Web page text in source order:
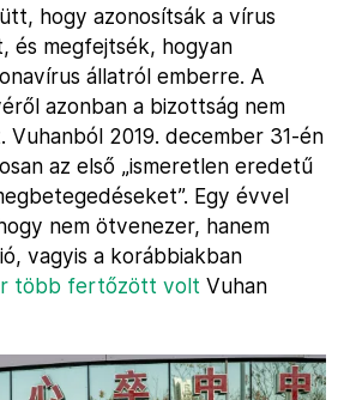
hogy azonosítsák a vírus
és megfejtsék, hogyan
állatról emberre. A
azonban a bizottság nem
2019. december 31-én
az első „ismeretlen eredetű
Egy évvel
nem ötvenezer, hanem
vagyis a korábbiakban
több fertőzött volt Vuhan